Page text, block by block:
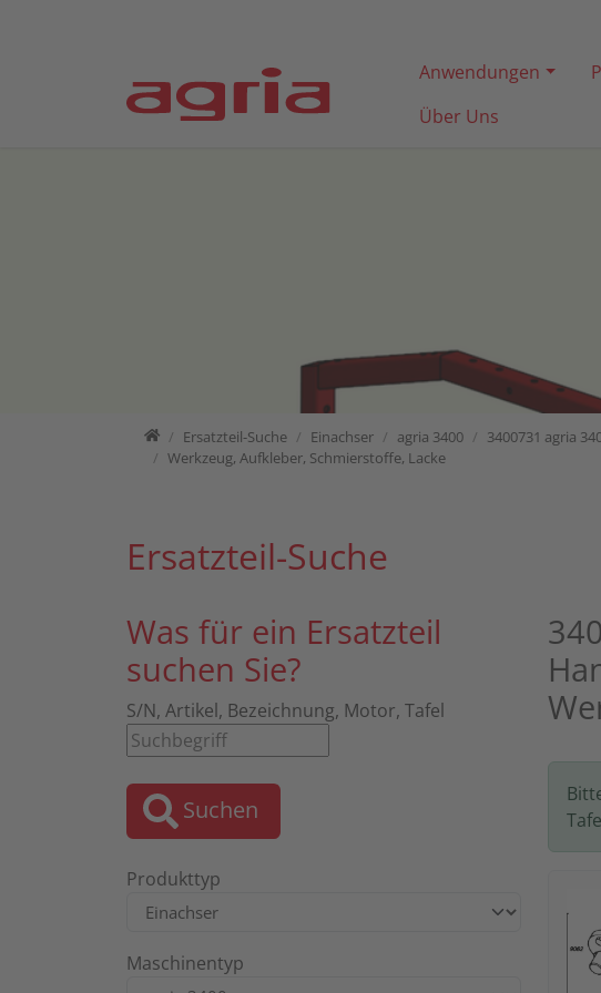
Anwendungen
Über Uns
HomeErsatzteil-SucheErsatzteil-Suche
Einachser agria 3400
3400731 agria
Werkzeug, Aufkleber, Schmierstoffe, Lacke
Ersatzteil-Suche
Was für ein Ersatzteil
suchen Sie?
S/N, Artikel, Bezeichnung, Motor, Tafel
Suchen
Produkttyp
Maschinentyp